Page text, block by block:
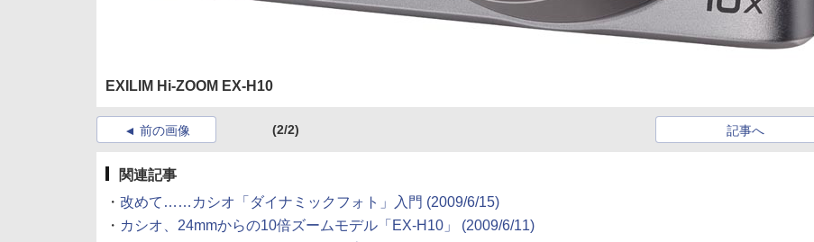
EXILIM Hi-ZOOM EX-H10
前の画像 (2/2) 記事へ
関連記事
・ 改めて……カシオ「ダイナミックフォト」入門 (2009/6/15)
・ カシオ、24mmからの10倍ズームモデル「EX-H10」 (2009/6/11)